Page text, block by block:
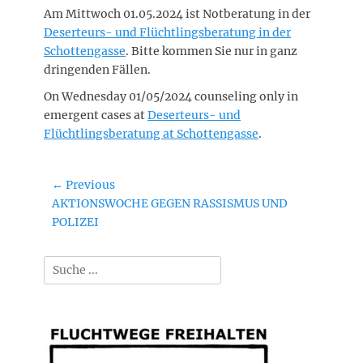
Am Mittwoch 01.05.2024 ist Notberatung in der
Deserteurs- und Flüchtlingsberatung in der
Schottengasse. Bitte kommen Sie nur in ganz
dringenden Fällen.
On Wednesday 01/05/2024 counseling only in
emergent cases atDeserteurs- und
Flüchtlingsberatung at Schottengasse.
Post
navigation
← Previous
Previous
post:
AKTIONSWOCHE GEGEN RASSISMUS UND
POLIZEI
Search
for: